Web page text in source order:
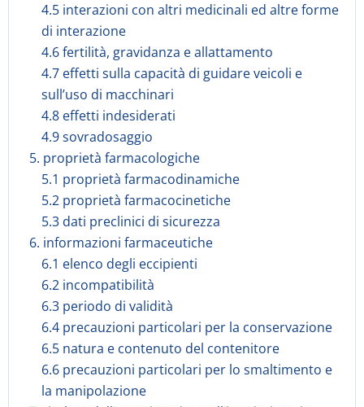
4.5 interazioni con altri medicinali ed altre forme
di interazione
4.6 fertilità, gravidanza e allattamento
4.7 effetti sulla capacità di guidare veicoli e
sull’uso di macchinari
4.8 effetti indesiderati
4.9 sovradosaggio
5. proprietà farmacologiche
5.1 proprietà farmacodinamiche
5.2 proprietà farmacocinetiche
5.3 dati preclinici di sicurezza
6. informazioni farmaceutiche
6.1 elenco degli eccipienti
6.2 incompatibilità
6.3 periodo di validità
6.4 precauzioni particolari per la conservazione
6.5 natura e contenuto del contenitore
6.6 precauzioni particolari per lo smaltimento e
la manipolazione